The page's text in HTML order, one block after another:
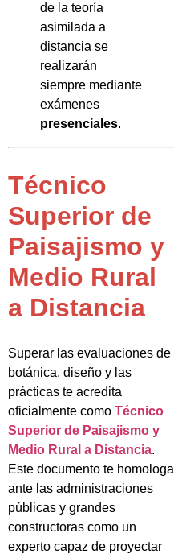
de la teoría
asimilada a
distancia se
realizarán
siempre mediante
exámenes
presenciales.
Técnico
Superior de
Paisajismo y
Medio Rural
a Distancia
Superar las evaluaciones de
botánica, diseño y las
prácticas te acredita
oficialmente como Técnico
Superior de Paisajismo y
Medio Rural a Distancia.
Este documento te homologa
ante las administraciones
públicas y grandes
constructoras como un
experto capaz de proyectar